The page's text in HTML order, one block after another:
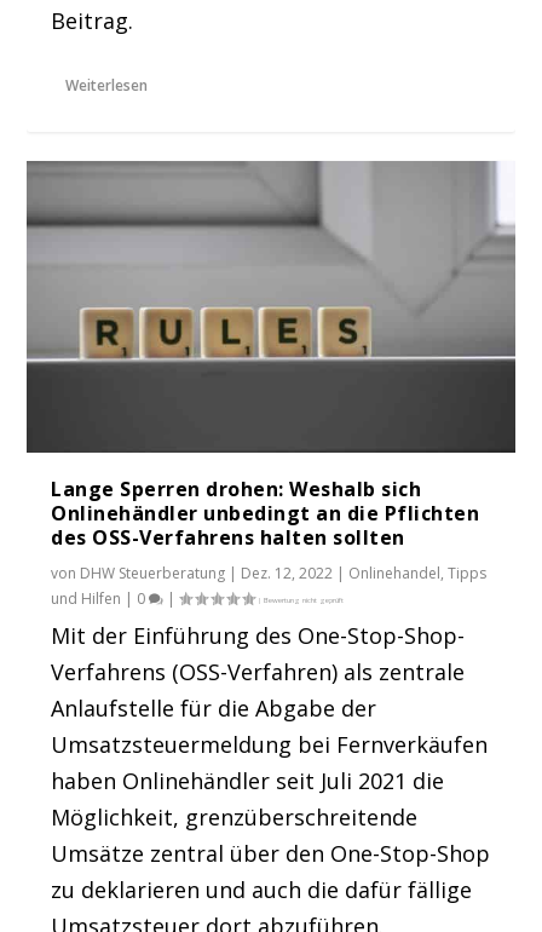
Beitrag.
Weiterlesen
Lange Sperren drohen: Weshalb sich
Onlinehändler unbedingt an die Pflichten
des OSS-Verfahrens halten sollten
von DHW Steuerberatung | Dez. 12, 2022 | Onlinehandel,Tipps
und Hilfen | 0 |
Mit der Einführung des One-Stop-Shop-
Verfahrens (OSS-Verfahren) als zentrale
Anlaufstelle für die Abgabe der
Umsatzsteuermeldung bei Fernverkäufen
haben Onlinehändler seit Juli 2021 die
Möglichkeit, grenzüberschreitende
Umsätze zentral über den One-Stop-Shop
zu deklarieren und auch die dafür fällige